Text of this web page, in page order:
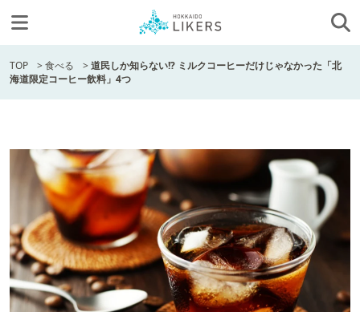
TOP >食べる >道民しか知らない!? ミルクコーヒーだけじゃなかった「北
海道限定コーヒー飲料」4つ